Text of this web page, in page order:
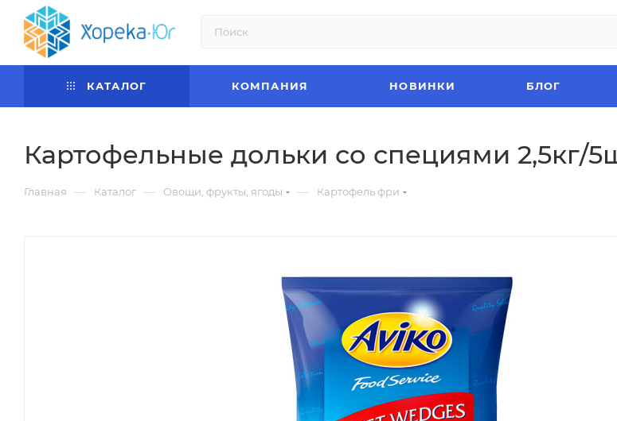
КАТАЛОГ КОМПАНИЯ НОВИНКИ БЛОГ
Картофельные дольки со специями 2,5кг/
Главная — Каталог — Овощи, фрукты, ягоды — Картофель фри